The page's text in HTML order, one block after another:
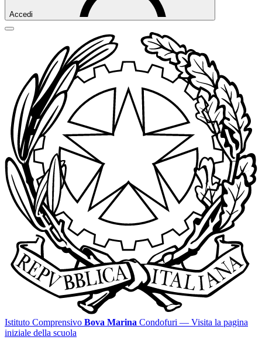
Accedi
Istituto Comprensivo Bova Marina Condofuri — Visita la pagina
iniziale della scuola